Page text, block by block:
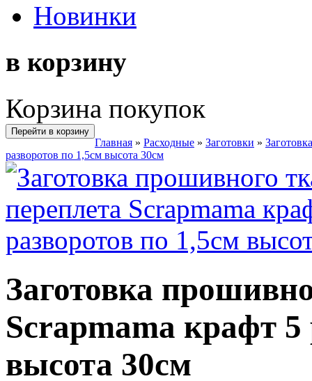
Новинки
в корзину
Корзина покупок
Перейти в корзину
Главная » Расходные » Заготовки »
разворотов по 1,5см высота 30см
Заготовка
Scrapmama крафт 5
высота 30см